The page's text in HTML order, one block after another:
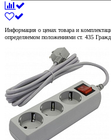
Информация о ценах товара и
определяемом положениями ст. 435